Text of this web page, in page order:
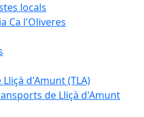
locals
Ca l'Oliveres
d'Amunt (TLA)
de Lliçà d'Amunt